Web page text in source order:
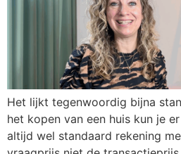
Het lijkt tegenwoordig bijna
het kopen van een huis kun je
altijd wel standaard rekening